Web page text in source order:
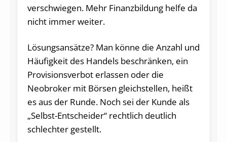
verschwiegen. Mehr Finanzbildung helfe da
nicht immer weiter.
Lösungsansätze? Man könne die Anzahl und
Häufigkeit des Handels beschränken, ein
Provisionsverbot erlassen oder die
Neobroker mit Börsen gleichstellen, heißt
es aus der Runde. Noch sei der Kunde als
„Selbst-Entscheider“ rechtlich deutlich
schlechter gestellt.